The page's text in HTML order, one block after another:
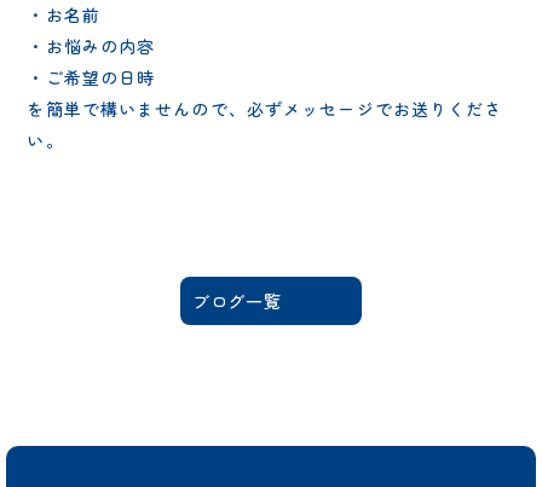
・お名前
・お悩みの内容
・ご希望の日時
を簡単で構いませんので、必ずメッセージでお送りくださ
い。
ブログ一覧